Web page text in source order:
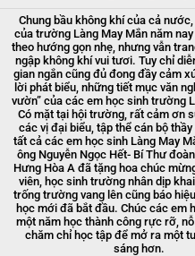
Chung bầu không khí của cả
của trường Làng May Mắn năm
theo hướng gọn nhẹ, nhưng vẫn
ngập không khí vui tươi. Tuy chỉ
gian ngắn cũng đủ đong đầy cảm
lời phát biểu, những tiết mục văn
vườn” của các em học sinh trường
Có mặt tại hội trường, rất cảm ơn
các vị đại biểu, tập thể cán bộ
tất cả các em học sinh Làng May
ông Nguyễn Ngọc Hết- Bí Thư
Hưng Hòa A đã tặng hoa chúc
viên, học sinh trường nhân dịp
trống trường vang lên cũng báo
học mới đã bắt đầu. Chúc các em
một năm học thành công rực rỡ,
chăm chỉ học tập để mở ra một
sáng hơn.